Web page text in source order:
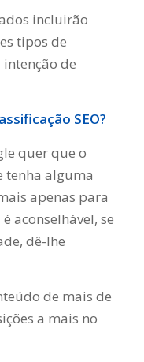
incluirão
tipos de
de
SEO?
quer que o
tenha alguma
apenas para
aconselhável, se
dê-lhe
de mais de
a mais no